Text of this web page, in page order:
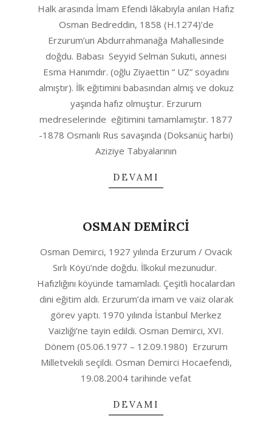
06-
Halk arasında İmam Efendi lâkabıyla anılan Hafız
Osman Bedreddin, 1858 (H.1274)’de
Erzurum’un Abdurrahmanağa Mahallesinde
doğdu. Babası Seyyid Selman Sukuti, annesi
Esma Hanımdır. (oğlu Ziyaettin “ UZ” soyadını
almıştır). İlk eğitimini babasından almış ve dokuz
yaşında hafız olmuştur. Erzurum
medreselerinde eğitimini tamamlamıştır. 1877
-1878 Osmanlı Rus savaşında (Doksanüç harbi)
Aziziye Tabyalarının
DEVAMI
OSMAN DEMİRCİ
06-
Osman Demirci, 1927 yılında Erzurum / Ovacık
Sırlı Köyü’nde doğdu. İlkokul mezunudur.
Hafızlığını köyünde tamamladı. Çeşitli hocalardan
dini eğitim aldı. Erzurum’da imam ve vaiz olarak
görev yaptı. 1970 yılında İstanbul Merkez
Vaizliği’ne tayin edildi. Osman Demirci, XVI.
Dönem (05.06.1977 – 12.09.1980) Erzurum
Milletvekili seçildi. Osman Demirci Hocaefendi,
19.08.2004 tarihinde vefat
DEVAMI